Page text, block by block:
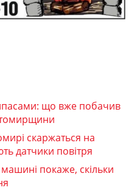
що вже побачив
скаржаться на
датчики повітря
покаже, скільки